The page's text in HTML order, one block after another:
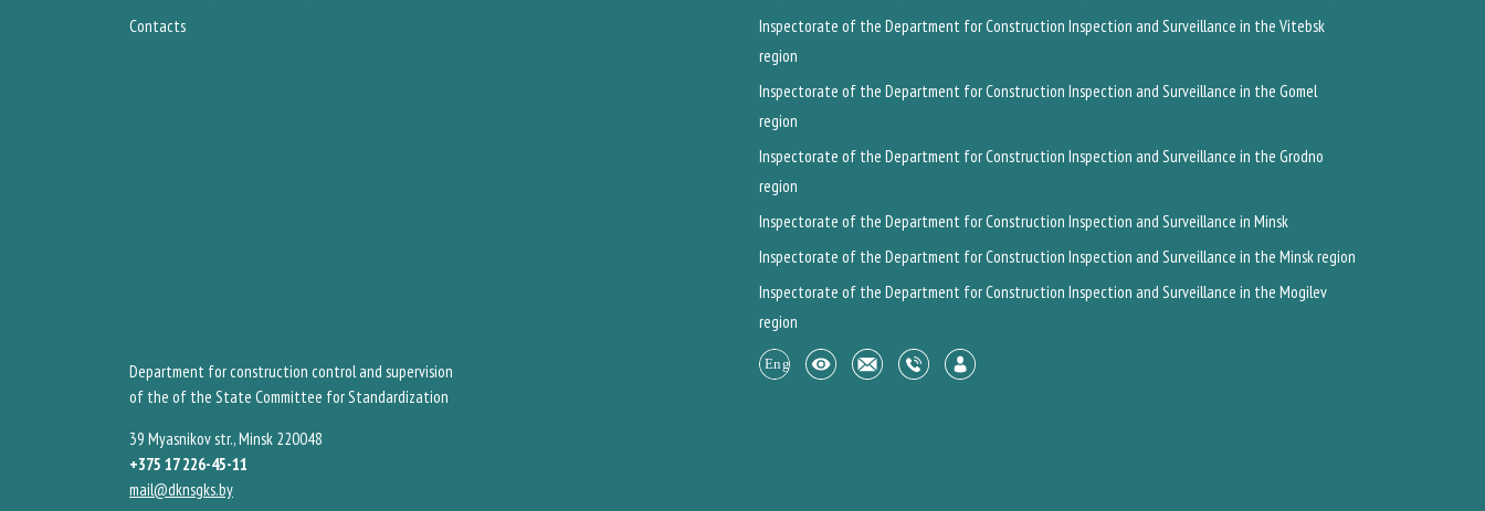
Contacts
Inspectorate of the Department for Construction Inspection and Surveillance in the Vitebsk
region
Inspectorate of the Department for Construction Inspection and Surveillance in the Gomel
region
Inspectorate of the Department for Construction Inspection and Surveillance in the Grodno
region
Inspectorate of the Department for Construction Inspection and Surveillance in Minsk
Inspectorate of the Department for Construction Inspection and Surveillance in the Minsk region
Inspectorate of the Department for Construction Inspection and Surveillance in the Mogilev
region
Department for construction control and supervision
of the of the State Committee for Standardization
39 Myasnikov str., Minsk 220048
+375 17 226-45-11
mail@dknsgks.by